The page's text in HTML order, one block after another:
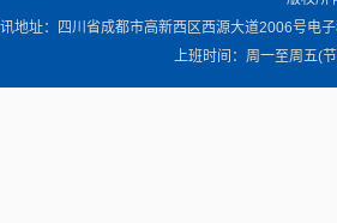
地址：四川省成都市高新西区西源大道2006号电
上班时间：周一至周五(